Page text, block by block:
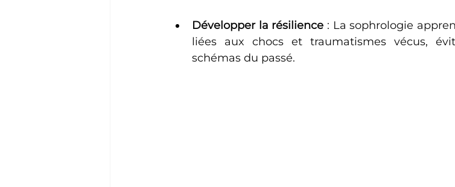
Développer la résilience : La sophrologie
liées aux chocs et traumatismes vécus,
schémas du passé.